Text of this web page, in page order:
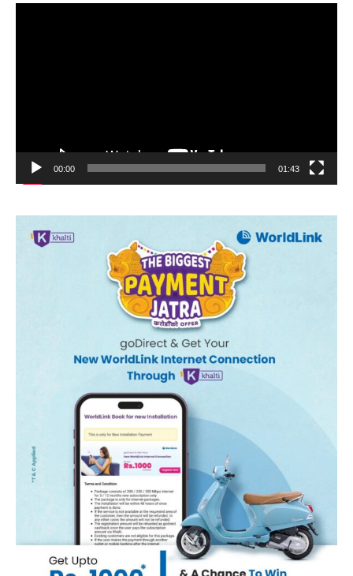
00:00 01:43